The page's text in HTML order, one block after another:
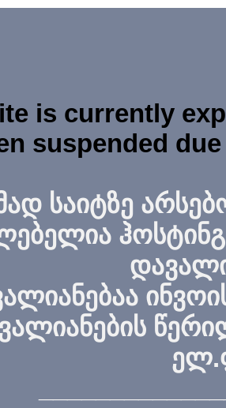
is currently
suspended
საიტზე